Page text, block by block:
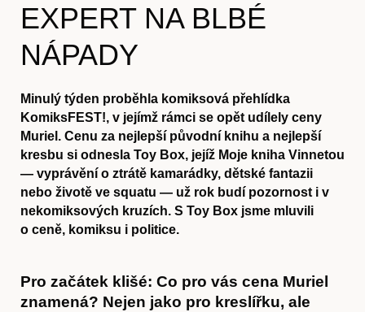
EXPERT NA BLBÉ
NÁPADY
Minulý týden proběhla komiksová přehlídka
KomiksFEST!, v jejímž rámci se opět udílely ceny
Muriel. Cenu za nejlepší původní knihu a nejlepší
kresbu si odnesla Toy Box, jejíž Moje kniha Vinnetou
— vyprávění o ztrátě kamarádky, dětské fantazii
nebo životě ve squatu — už rok budí pozornost i v
nekomiksových kruzích. S Toy Box jsme mluvili
o ceně, komiksu i politice.
Pro začátek klišé: Co pro vás cena Muriel
znamená? Nejen jako pro kreslířku, ale